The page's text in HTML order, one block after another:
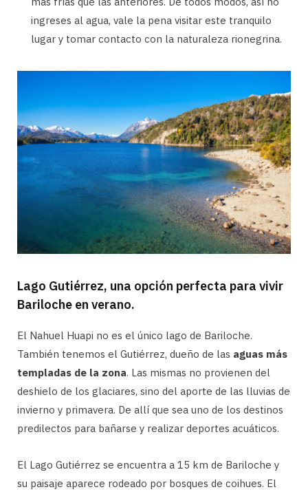
ingreses al agua, vale la pena visitar este tranquilo
lugar y tomar contacto con la naturaleza rionegrina.
Lago Gutiérrez, una opción perfecta para vivir
Bariloche en verano.
El Nahuel Huapi no es el único lago de Bariloche.
También tenemos el Gutiérrez, dueño de las aguas más
templadas de la zona. Las mismas no provienen del
deshielo de los glaciares, sino del aporte de las lluvias de
invierno y primavera. De allí que sea uno de los destinos
predilectos para bañarse y realizar deportes acuáticos.
El Lago Gutiérrez se encuentra a 15 km de Bariloche y
su paisaje aparece rodeado por bosques de coihues. El